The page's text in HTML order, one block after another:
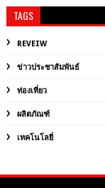
TAGS
REVEIW
ข่าวประชาสัมพันธ์
ท่องเที่ยว
ผลิตภัณฑ์
เทคโนโลยี่